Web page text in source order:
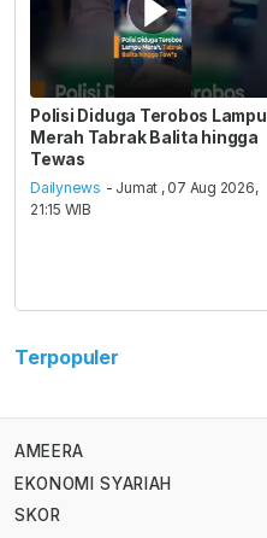
Polisi Diduga Terobos Lampu
Merah Tabrak Balita hingga
Tewas
Dailynews - Jumat , 07 Aug 2026,
21:15 WIB
Terpopuler
AMEERA
EKONOMI SYARIAH
SKOR